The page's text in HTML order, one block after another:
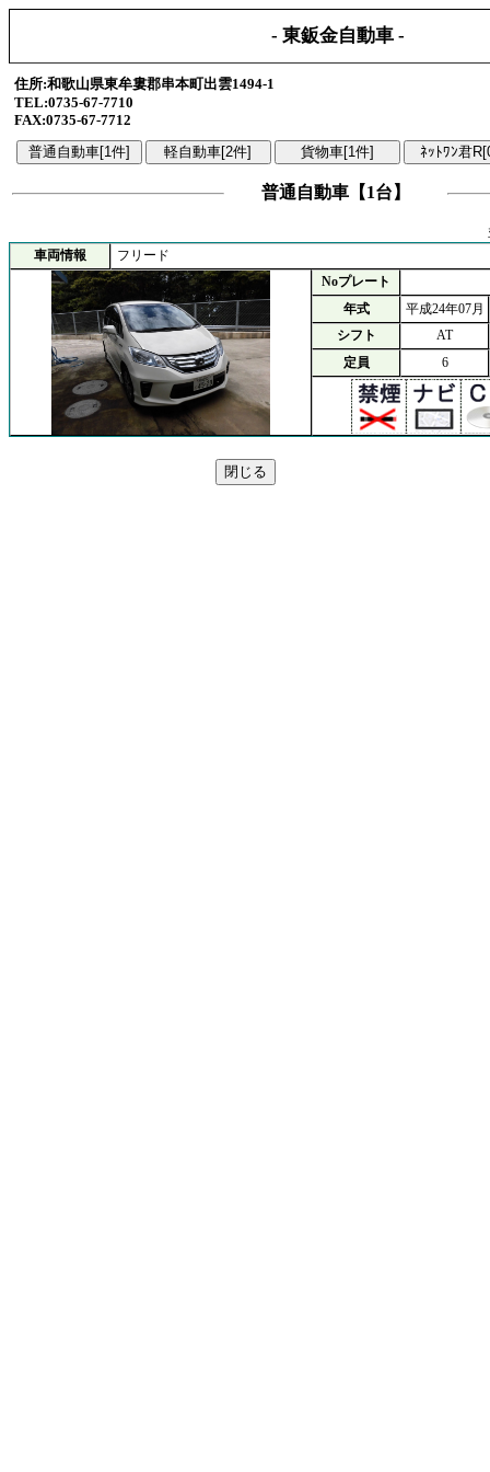
- 東鈑金自動車 -
住所:和歌山県東牟婁郡串本町出雲1494-1
TEL:0735-67-7710
FAX:0735-67-7712
普通自動車【1台】
車両情報
フリード
Noプレート
年式
平成24年07月
シフト
AT
定員
6